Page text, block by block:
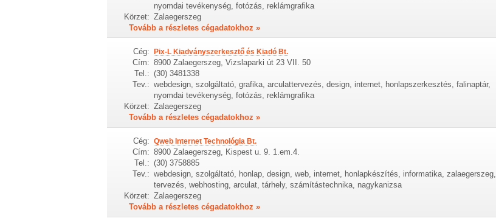
nyomdai tevékenység, fotózás, reklámgrafika
Körzet: Zalaegerszeg
Tovább a részletes cégadatokhoz »
Cég: Pix-L Kiadványszerkesztő és Kiadó Bt.
Cím: 8900 Zalaegerszeg, Vizslaparki út 23 VII. 50
Tel.: (30) 3481338
Tev.: webdesign, szolgáltató, grafika, arculattervezés, design, internet, honlapszerkesztés, falinaptár,
nyomdai tevékenység, fotózás, reklámgrafika
Körzet: Zalaegerszeg
Tovább a részletes cégadatokhoz »
Cég: Qweb Internet Technológia Bt.
Cím: 8900 Zalaegerszeg, Kispest u. 9. 1.em.4.
Tel.: (30) 3758885
Tev.: webdesign, szolgáltató, honlap, design, web, internet, honlapkészítés, informatika, zalaegerszeg,
tervezés, webhosting, arculat, tárhely, számítástechnika, nagykanizsa
Körzet: Zalaegerszeg
Tovább a részletes cégadatokhoz »